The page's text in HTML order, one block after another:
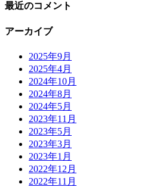
最近のコメント
アーカイブ
2025年9月
2025年4月
2024年10月
2024年8月
2024年5月
2023年11月
2023年5月
2023年3月
2023年1月
2022年12月
2022年11月